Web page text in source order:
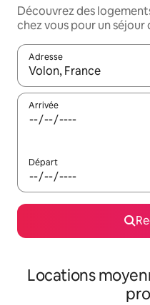
Découvrez des
chez vous pour un séjour
Adresse
Lorsque les résultats
Arrivée
Départ
Locations